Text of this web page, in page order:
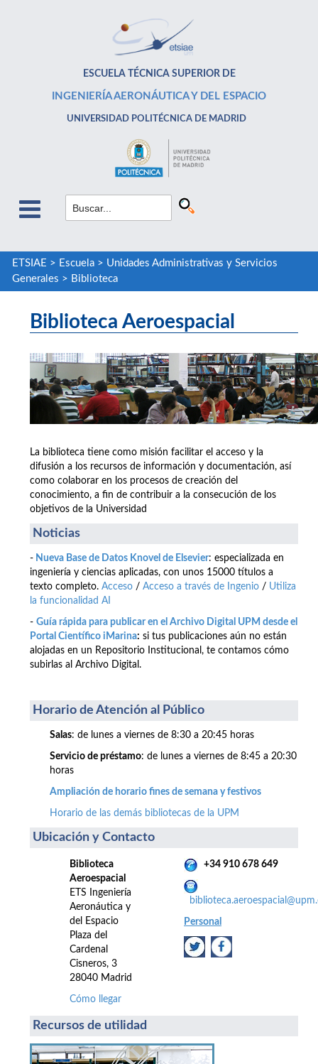
ESCUELA TÉCNICA SUPERIOR DE
INGENIERÍA AERONÁUTICA Y DEL ESPACIO
UNIVERSIDAD POLITÉCNICA DE MADRID
ETSIAE > Escuela> Unidades Administrativas y Servicios
Generales > Biblioteca
Biblioteca Aeroespacial
La biblioteca tiene como misión facilitar el acceso y la
difusión a los recursos de información y documentación, así
como colaborar en los procesos de creación del
conocimiento, a fin de contribuir a la consecución de los
objetivos de la Universidad
Noticias
- Nueva Base de Datos Knovel de Elsevier: especializada en
ingeniería y ciencias aplicadas, con unos 15000 títulos a
texto completo. Acceso / Acceso a través de Ingenio / Utiliza
la funcionalidad AI
- Guía rápida para publicar en el Archivo Digital UPM desde el
Portal Científico iMarina: si tus publicaciones aún no están
alojadas en un Repositorio Institucional, te contamos cómo
subirlas al Archivo Digital.
Horario de Atención al Público
Salas: de lunes a viernes de 8:30 a 20:45 horas
Servicio de préstamo: de lunes a viernes de 8:45 a 20:30
horas
Ampliación de horario fines de semana y festivos
Horario de las demás bibliotecas de la UPM
Ubicación y Contacto
Biblioteca
Aeroespacial
ETS Ingeniería
Aeronáutica y
del Espacio
Plaza del
Cardenal
Cisneros, 3
28040 Madrid
Cómo llegar
+34 910 678 649
Personal
Recursos de utilidad